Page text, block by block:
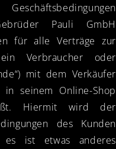
Pauli GmbH
für alle Verträge zur
Verbraucher oder
mit dem Verkäufer
seinem Online-Shop
Hiermit wird der
des Kunden
es ist etwas anderes